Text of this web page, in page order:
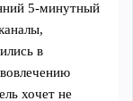
5‑минутный
в
хочет не